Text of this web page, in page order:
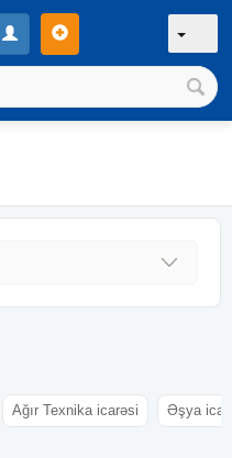
Ağır Texnika icarəsi Əşya